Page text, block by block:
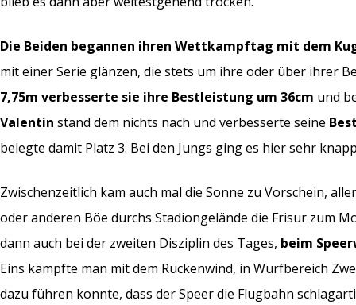
Die Beiden begannen ihren Wettkampftag mit dem
mit einer Serie glänzen, die stets um ihre oder über ihrer
7,75m verbesserte sie ihre Bestleistung um 36cm und
Valentin stand dem nichts nach und verbesserte seine
belegte damit Platz 3. Bei den Jungs ging es hier sehr
Zwischenzeitlich kam auch mal die Sonne zu Vorschein,
oder anderen Böe durchs Stadiongelände die Frisur zum
dann auch bei der zweiten Disziplin des Tages, beim
Eins kämpfte man mit dem Rückenwind, in Wurfbereich
dazu führen konnte, dass der Speer die Flugbahn